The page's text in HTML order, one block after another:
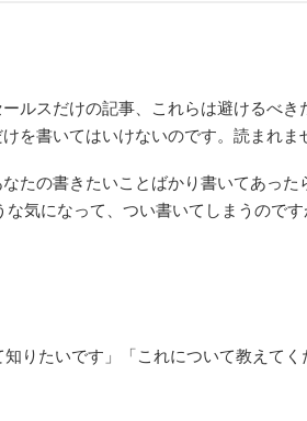
ルスだけの記事、これらは避けるべき
を書いてはいけないのです。読まれま
たの書きたいことばかり書いてあった
気になって、つい書いてしまうのです
りたいです」「これについて教えてく